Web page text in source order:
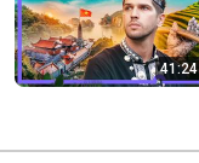
41:24